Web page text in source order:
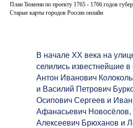
План Тюмени по проекту 1765 - 1766 годов
Старые карты городов России онлайн
В начале XX века на
селились известнейшие в
Антон Иванович
и Василий Петрович
Осипович Сергеев и Иван
Афанасьевич
Алексеевич Брюханов и